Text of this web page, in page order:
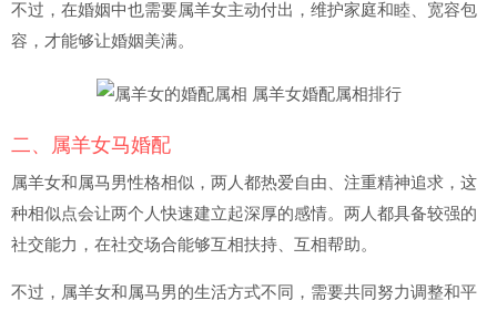
不过，在婚姻中也需要属羊女主动付出，维护家庭和睦、宽容包
容，才能够让婚姻美满。
二、属羊女马婚配
属羊女和属马男性格相似，两人都热爱自由、注重精神追求，这
种相似点会让两个人快速建立起深厚的感情。两人都具备较强的
社交能力，在社交场合能够互相扶持、互相帮助。
不过，属羊女和属马男的生活方式不同，需要共同努力调整和平